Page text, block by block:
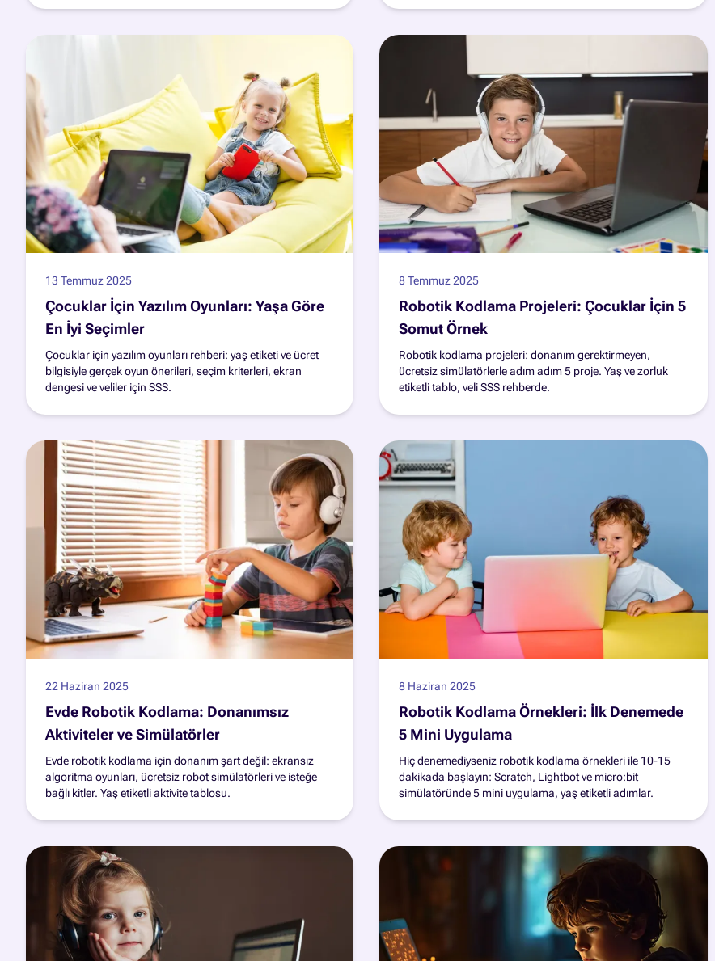
13 Temmuz 2025
Çocuklar İçin Yazılım Oyunları: Yaşa Göre
En İyi Seçimler
Çocuklar için yazılım oyunları rehberi: yaş etiketi ve ücret
bilgisiyle gerçek oyun önerileri, seçim kriterleri, ekran
dengesi ve veliler için SSS.
8 Temmuz 2025
Robotik Kodlama Projeleri: Çocuklar İçin 5
Somut Örnek
Robotik kodlama projeleri: donanım gerektirmeyen,
ücretsiz simülatörlerle adım adım 5 proje. Yaş ve zorluk
etiketli tablo, veli SSS rehberde.
22 Haziran 2025
Evde Robotik Kodlama: Donanımsız
Aktiviteler ve Simülatörler
Evde robotik kodlama için donanım şart değil: ekransız
algoritma oyunları, ücretsiz robot simülatörleri ve isteğe
bağlı kitler. Yaş etiketli aktivite tablosu.
8 Haziran 2025
Robotik Kodlama Örnekleri: İlk Denemede
5 Mini Uygulama
Hiç denemediyseniz robotik kodlama örnekleri ile 10-15
dakikada başlayın: Scratch, Lightbot ve micro:bit
simülatöründe 5 mini uygulama, yaş etiketli adımlar.